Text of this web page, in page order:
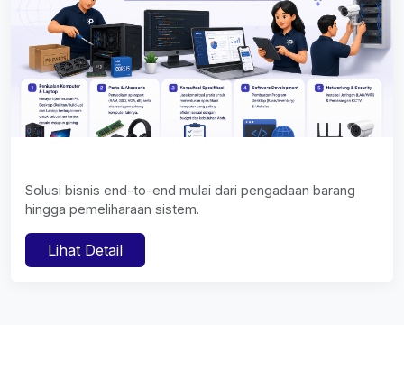
Solusi bisnis end-to-end mulai dari pengadaan barang
hingga pemeliharaan sistem.
Lihat Detail